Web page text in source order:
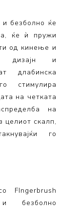
и безболно ќе
ќе ѝ пружи
од кинење и
дизајн и
длабинска
стимулира
на четката
на
целиот скалп,
го
FIngerbrush
безболно